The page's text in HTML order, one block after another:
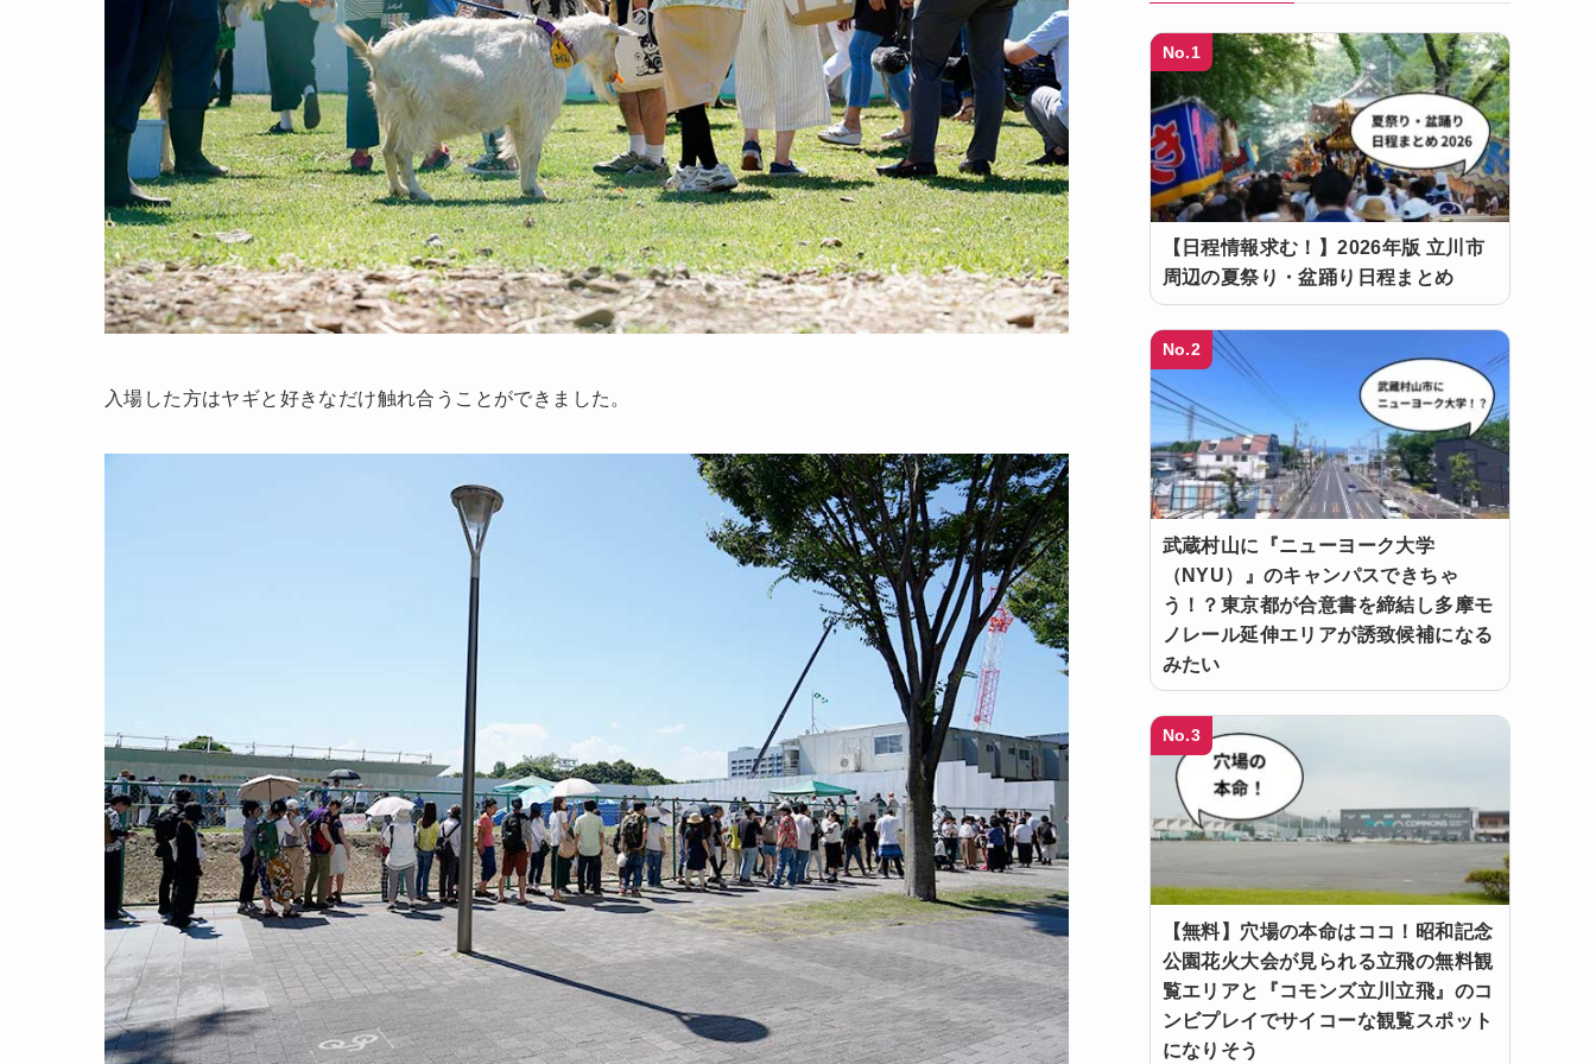
入場した方はヤギと好きなだけ触れ合うことができました。
No.1
【日程情報求む！】2026年版 立川市
周辺の夏祭り・盆踊り日程まとめ
No.2
武蔵村山に『ニューヨーク大学
（NYU）』のキャンパスできちゃ
う！？東京都が合意書を締結し多摩モ
ノレール延伸エリアが誘致候補になる
みたい
No.3
【無料】穴場の本命はココ！昭和記念
公園花火大会が見られる立飛の無料観
覧エリアと『コモンズ立川立飛』のコ
ンビプレイでサイコーな観覧スポット
になりそう